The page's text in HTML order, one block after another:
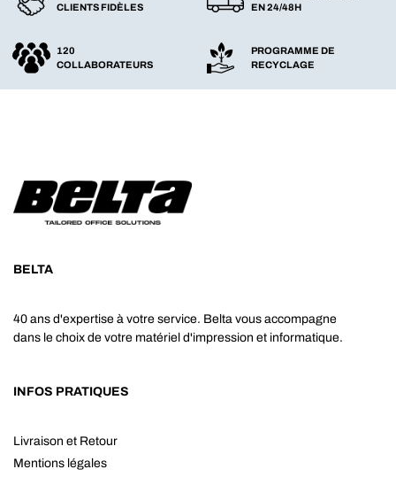
CLIENTS FIDÈLES
EN 24/48H
120
COLLABORATEURS
PROGRAMME DE
RECYCLAGE
BELTA
40 ans d'expertise à votre service. Belta vous accompagne
dans le choix de votre matériel d'impression et informatique.
INFOS PRATIQUES
Livraison et Retour
Mentions légales